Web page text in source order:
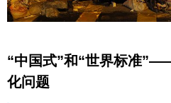
文化
“中国式”和“世界标准
化问题